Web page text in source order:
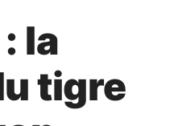
la
tigre